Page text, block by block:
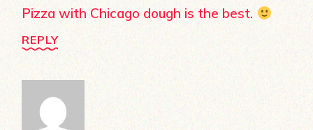
Pizza with Chicago dough is the best.
REPLY